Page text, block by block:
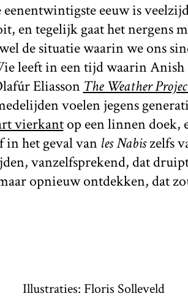
eeuw is
en tegelijk gaat het nergens
de situatie waarin we ons
leeft in een tijd waarin
Eliasson The Weather
voelen jegens
vierkantop een linnen doek,
in het geval van les Nabiszelfs
vanzelfsprekend, dat
opnieuw ontdekken, dat
Illustraties: Floris Solleveld